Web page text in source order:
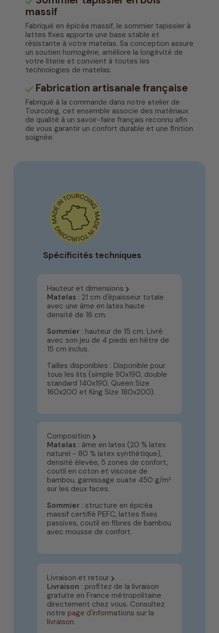
massif
Fabriqué en épicéa massif, le sommier tapissier à
lattes fixes apporte une base stable et
résistante à votre matelas. Sa conception assure
un soutien homogène, améliore la longévité de
votre literie et convient à toutes les
technologies de matelas.
Fabrication artisanale française
Fabriqué à la commande dans notre atelier de
Tourcoing, cet ensemble associe des matériaux
de qualité à un savoir-faire français reconnu afin
de vous garantir un confort durable et une finition
soignée.
Spécificités techniques
Hauteur et dimensions
Matelas : 21 cm d'épaisseur totale
avec une âme en latex haute
densité de 16 cm.
Sommier : hauteur de 15 cm. Livré
avec son jeu de 4 pieds en hêtre de
15 cm inclus.
Tailles disponibles : Disponible pour
tous les lits (simple 90x190, double
standard 140x190, Queen Size
160x200 et King Size 180x200).
Composition
Matelas : âme en latex (20 % latex
naturel - 80 % latex synthétique),
densité élevée, 5 zones de confort,
coutil en coton et viscose de
bambou, garnissage ouate 450 g/m²
sur les deux faces.
Sommier : structure en épicéa
massif certifié PEFC, lattes fixes
passives, coutil en fibres de bambou
avec mousse de confort.
Livraison et retour
Livraison : profitez de la livraison
gratuite en France métropolitaine
directement chez vous. Consultez
notre page d'informations sur la
livraison.